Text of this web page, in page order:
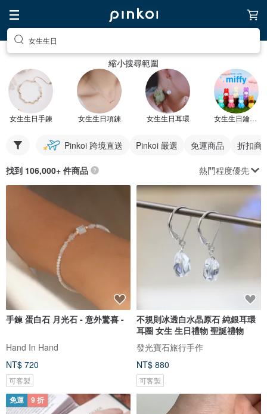
女生生日
縮小搜尋範圍
女生生日手鍊 女生生日項鍊 女生生日耳環 女生生日鑰匙圈
Pinkoi 跨境直送 Pinkoi 嚴選 免運商品 折扣商
找到 106,000+ 件商品 熱門程度優先
手鍊 蛋白石 月光石 - 意外驚喜 -
Hand In Hand
NT$ 720
可客製
不規則冰透白水晶原石 純銀耳環
耳圈 女生 生日禮物 聖誕禮物
發光寶石旅行手作
NT$ 880
可客製
免運 9 折